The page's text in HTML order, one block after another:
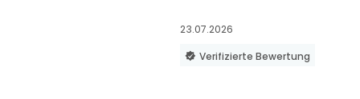
23.07.2026
Verifizierte Bewertung